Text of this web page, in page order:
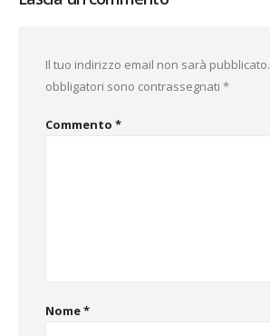
Il tuo indirizzo email non sarà pubblicato.
obbligatori sono contrassegnati *
Commento *
Nome*